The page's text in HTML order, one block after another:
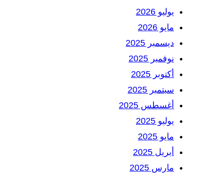
يوليو 2026
مايو 2026
ديسمبر 2025
نوفمبر 2025
أكتوبر 2025
سبتمبر 2025
أغسطس 2025
يوليو 2025
مايو 2025
أبريل 2025
مارس 2025